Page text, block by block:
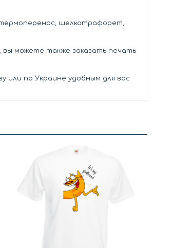
шелкотрафорет,
вы можете также заказать печать
или по Украине удобным для вас